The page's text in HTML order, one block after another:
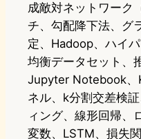
成敵対ネットワーク
チ、勾配降下法、グ
定、Hadoop、ハイ
均衡データセット、
Jupyter Notebook、
ネル、k分割交差検
ィング、線形回帰、
変数、LSTM、損失